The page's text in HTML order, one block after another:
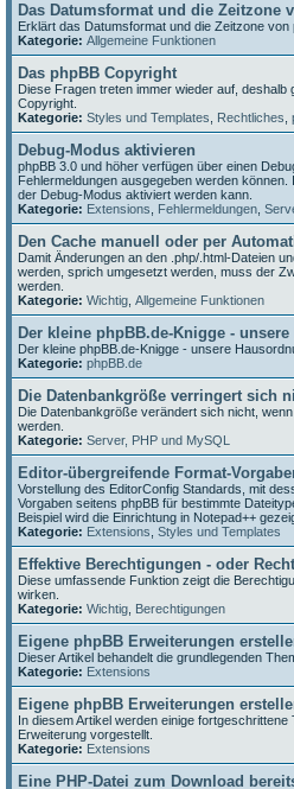
Das Datumsformat und die Zeitzone
Erklärt das Datumsformat und die Zeitzone von
Kategorie: Allgemeine Funktionen
Das phpBB Copyright
Diese Fragen treten immer wieder auf, deshalb
Copyright.
Kategorie: Styles und Templates Rechtliches
Debug-Modus aktivieren
phpBB 3.0 und höher verfügen über einen
Fehlermeldungen ausgegeben werden
der Debug-Modus aktiviert werden kann.
Kategorie: Extensions Fehlermeldungen
Den Cache manuell oder per
Damit Änderungen an den .php/.html-Dateien
werden, sprich umgesetzt werden, muss der
werden.
Kategorie: Wichtig Allgemeine Funktionen
Der kleine phpBB.de-Knigge -
Der kleine phpBB.de-Knigge - unsere
Kategorie: phpBB.de
Die Datenbankgröße verringert sich
Die Datenbankgröße verändert sich nicht,
werden.
Kategorie: Server, PHP und MySQL
Editor-übergreifende Format-
Vorstellung des EditorConfig Standards, mit
Vorgaben seitens phpBB für bestimmte
Beispiel wird die Einrichtung in Notepad++
Kategorie: Extensions Styles und Templates
Effektive Berechtigungen - oder
Diese umfassende Funktion zeigt die
wirken.
Kategorie: Wichtig Berechtigungen
Eigene phpBB Erweiterungen
Dieser Artikel behandelt die grundlegenden
Kategorie: Extensions
Eigene phpBB Erweiterungen
In diesem Artikel werden einige
Erweiterung vorgestellt.
Kategorie: Extensions
Eine PHP-Datei zum Download